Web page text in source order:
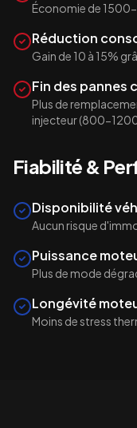
Économie de
Réduction
Gain de 10 à 15%
Fin des pannes
Plus de
injecteur (800-
Fiabilité &
Disponibilité
Aucun risque
Puissance
Plus de mode
Longévité
Moins de stress